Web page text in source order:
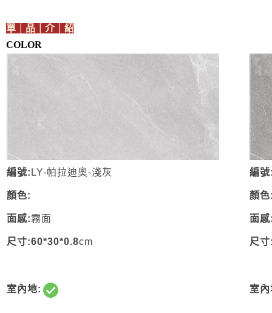
單｜品｜介｜紹
COLOR
編號: LY-帕拉迪奧-淺灰
顏色:
面感:霧面
尺寸:60*30*0.8cm
室內地:
編
顏
面
尺
室